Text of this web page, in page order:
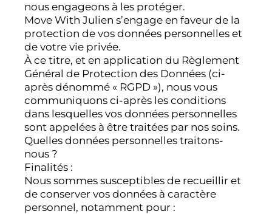
nous engageons à les protéger.
Move With Julien s’engage en faveur de la
protection de vos données personnelles et
de votre vie privée.
À ce titre, et en application du Règlement
Général de Protection des Données (ci-
après dénommé « RGPD »), nous vous
communiquons ci-après les conditions
dans lesquelles vos données personnelles
sont appelées à être traitées par nos soins.
Quelles données personnelles traitons-
nous ?
Finalités :
Nous sommes susceptibles de recueillir et
de conserver vos données à caractère
personnel, notamment pour :